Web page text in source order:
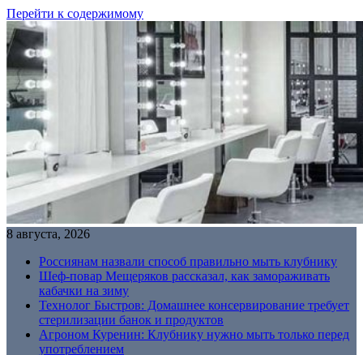
Перейти к содержимому
8 августа, 2026
Россиянам назвали способ правильно мыть клубнику
Шеф-повар Мещеряков рассказал, как замораживать
кабачки на зиму
Технолог Быстров: Домашнее консервирование требует
стерилизации банок и продуктов
Агроном Куренин: Клубнику нужно мыть только перед
употреблением